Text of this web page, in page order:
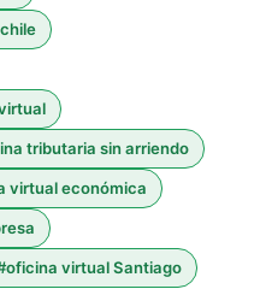
tributaria sin arriendo
virtual económica
oficina virtual Santiago